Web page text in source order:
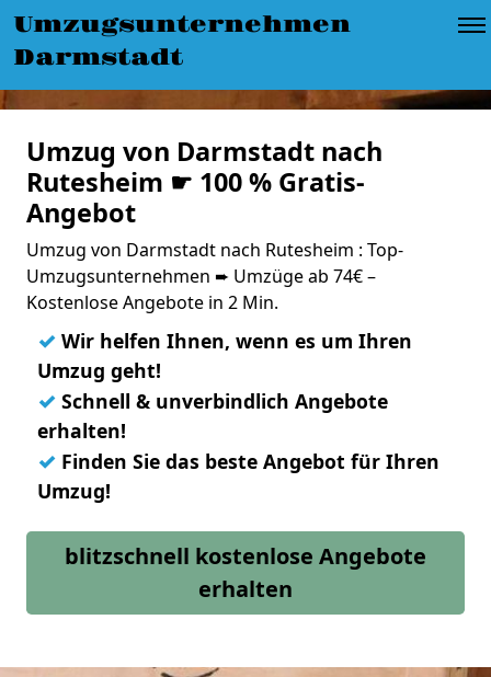
Umzugsunternehmen
Darmstadt
Umzug von Darmstadt nach
Rutesheim ☛ 100 % Gratis-
Angebot
Umzug von Darmstadt nach Rutesheim : Top-
Umzugsunternehmen ➨ Umzüge ab 74€ –
Kostenlose Angebote in 2 Min.
✓ Wir helfen Ihnen, wenn es um Ihren
Umzug geht!
✓ Schnell & unverbindlich Angebote
erhalten!
✓ Finden Sie das beste Angebot für Ihren
Umzug!
blitzschnell kostenlose Angebote
erhalten